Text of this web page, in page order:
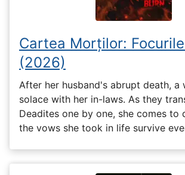
Cartea Morților:
(2026)
After her husband's abrupt death, a
solace with her in-laws. As they
Deadites one by one, she comes to
the vows she took in life survive